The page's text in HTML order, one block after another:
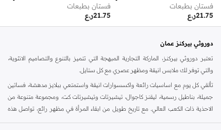
فستان بطبعات
ر.ع21.75
فستان بطبعات
ر.ع21.75
دوروثي بيركنز عمان
تعتبر دوروثي بيركنز، الماركة التجارية المبهجة التي تتميز بالتنوع والتصاميم الانثوية،
والتي توفر لك ملابس انيقة ومظهر عصري مع كل ستايل.
تألقي كل يوم مع اساسيات رائعة واكسسوارات انيقة واستمتعي ببلايز مدهشة، فساتين
جميلة، بناطيل رسمية، ليقنز كاجوال، تيشيرتات وتيشيرتات كت، ومجموعة متنوعة من
الاحذية ذات الكعب العالي. مع تاريخ طويل من ابقاء المرأة في مظهر رائع، تواصل هذه